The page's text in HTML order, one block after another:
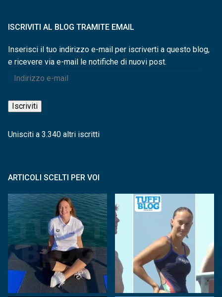
ISCRIVITI AL BLOG TRAMITE EMAIL
Inserisci il tuo indirizzo e-mail per iscriverti a questo blog,
e ricevere via e-mail le notifiche di nuovi post.
Indirizzo
mail
Iscriviti
Unisciti a 3.340 altri iscritti
ARTICOLI SCELTI PER VOI